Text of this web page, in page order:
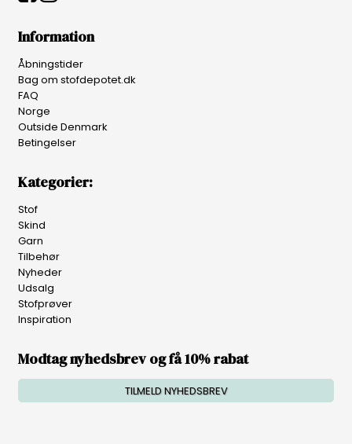
Information
Åbningstider
Bag om stofdepotet.dk
FAQ
Norge
Outside Denmark
Betingelser
Kategorier:
Stof
Skind
Garn
Tilbehør
Nyheder
Udsalg
Stofprøver
Inspiration
Modtag nyhedsbrev og få 10% rabat
TILMELD NYHEDSBREV